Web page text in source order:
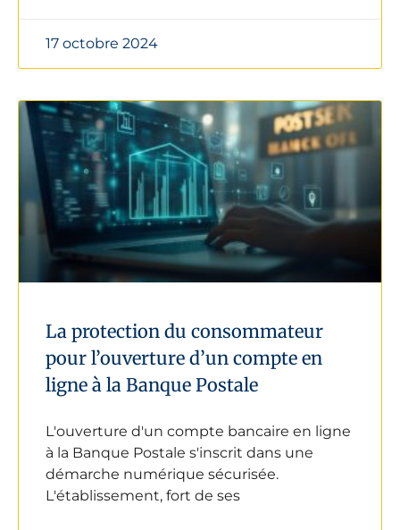
17 octobre 2024
La protection du consommateur
pour l’ouverture d’un compte en
ligne à la Banque Postale
L'ouverture d'un compte bancaire en ligne
à la Banque Postale s'inscrit dans une
démarche numérique sécurisée.
L'établissement, fort de ses